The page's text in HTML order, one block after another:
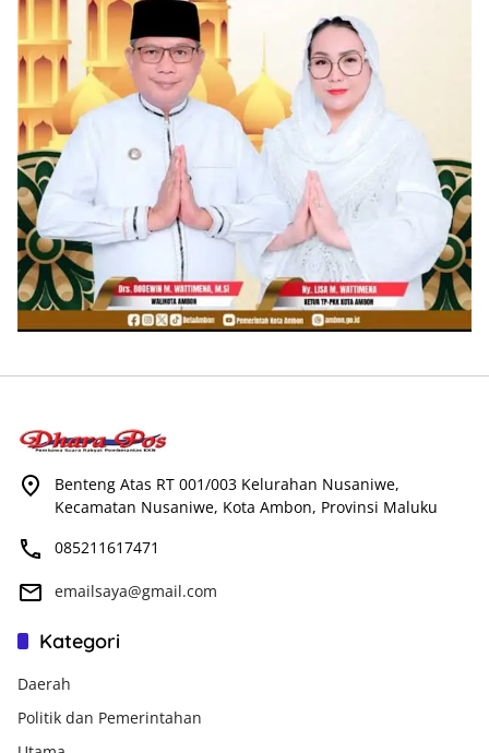
Benteng Atas RT 001/003 Kelurahan Nusaniwe,
Kecamatan Nusaniwe, Kota Ambon, Provinsi Maluku
085211617471
emailsaya@gmail.com
Kategori
Daerah
Politik dan Pemerintahan